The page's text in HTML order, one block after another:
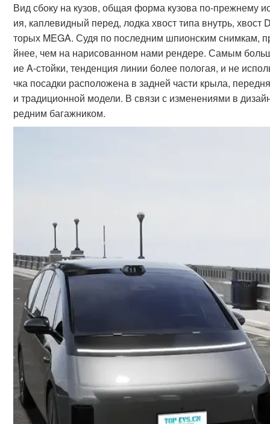
Вид сбоку на кузов, общая форма кузова по-прежнему
ия, каплевидный перед, лодка хвост типа внутрь, хвост
торых MEGA. Судя по последним шпионским снимкам,
йнее, чем на нарисованном нами рендере. Самым
ие A-стойки, тенденция линии более пологая, и не
чка посадки расположена в задней части крыла,
и традиционной модели. В связи с изменениями в
редним багажником.